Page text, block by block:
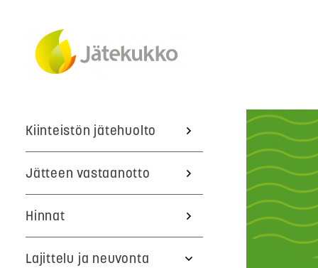
Kiinteistön jätehuolto
Jätteen vastaanotto
Hinnat
Lajittelu ja neuvonta